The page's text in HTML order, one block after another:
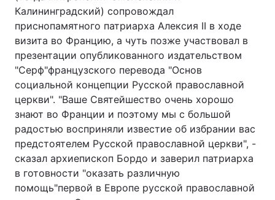
Калининградский) сопровождал
приснопамятного патриарха Алексия II в ходе
визита во Францию, а чуть позже участвовал в
презентации опубликованного издательством
"Серф"французского перевода "Основ
социальной концепции Русской православной
церкви". "Ваше Святейшество очень хорошо
знают во Франции и поэтому мы с большой
радостью восприняли известие об избрании вас
предстоятелем Русской православной церкви", -
сказал архиепископ Бордо и заверил патриарха
в готовности "оказать различную
помощь"первой в Европе русской православной